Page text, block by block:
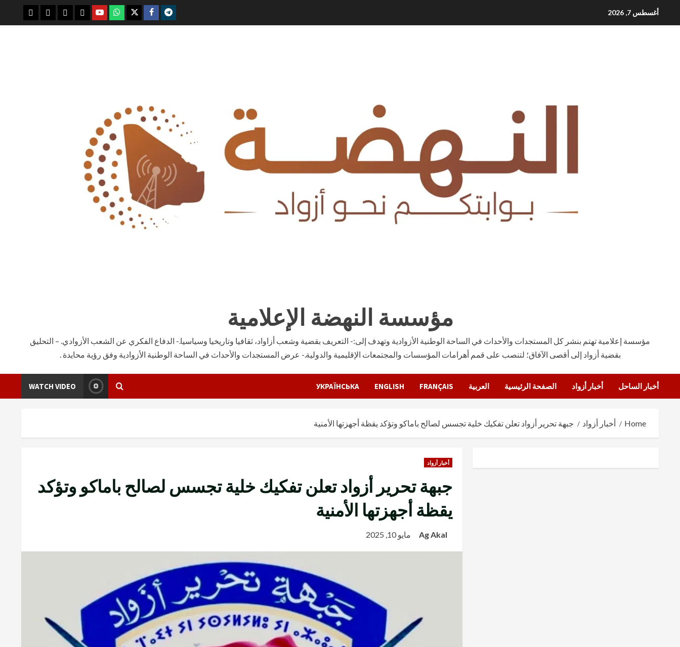
أغسطس 7, 2026 telegram
facebook
x
whatsap
youtube
مؤسسة النهضة الإعلامية
مؤسسة إعلامية تهتم بنشر كل المستجدات والأحداث في الساحة الوطنية الأزوادية وتهدف إلى:- التعريف بقضية وشعب أزاواد، ثقافيا وتاريخيا وسياسيا.- الدفاع الفكري عن الشعب الأزوادي. – التحليق
بقضية أزواد إلى أقصى الآفاق؛ لتنصب على قمم أهرامات المؤسسات والمجتمعات الإقليمية والدولية.- عرض المستجدات والأحداث في الساحة الوطنية الأزوادية وفق رؤية محايدة .
أخبار الساحل أخبار أزواد الصفحة الرئيسية العربية FRANÇAIS
ENGLISH
УКРАЇНСЬКА
WATCH VIDEO
Home أخبار أزواد جبهة تحرير أزواد تعلن تفكيك خلية تجسس لصالح باماكو وتؤكد يقظة أجهزتها الأمنية
أخبار أزواد
جبهة تحرير أزواد تعلن تفكيك خلية تجسس لصالح باماكو وتؤكد
يقظة أجهزتها الأمنية
Ag Akal مايو 10, 2025